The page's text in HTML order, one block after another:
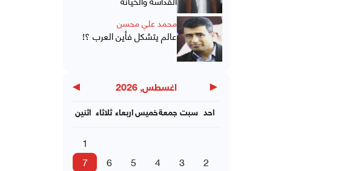
محمد علي محسن
عالم يتشكل فأين العرب ؟!
◀ اغسطس, 2026 ▶
اثنين ثلاثاء اربعاءخميسجمعة سبت احد
1
2
3
4
5
6
7